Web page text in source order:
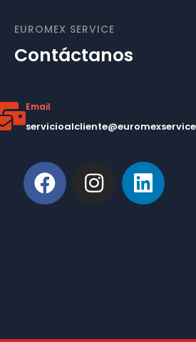
EUROMEX SERVICE
Contáctanos
Email